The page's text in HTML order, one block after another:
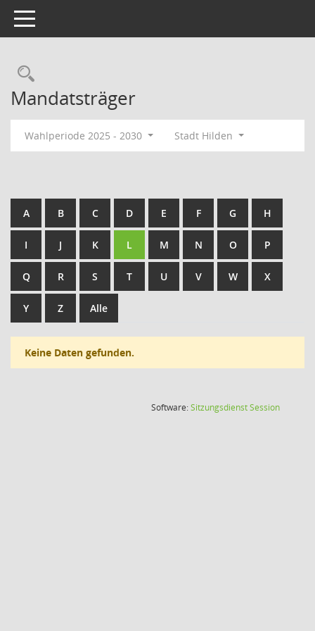
Toggle navigation
Rechercheauswahl
Mandatsträger
Wahlperiode 2025 - 2030 Stadt Hilden
A B C D E F G H
I J K L M N O P
Q R S T U V W X
Y Z Alle
Keine Daten gefunden.
Software:SitzungsdienstSession(Wird in